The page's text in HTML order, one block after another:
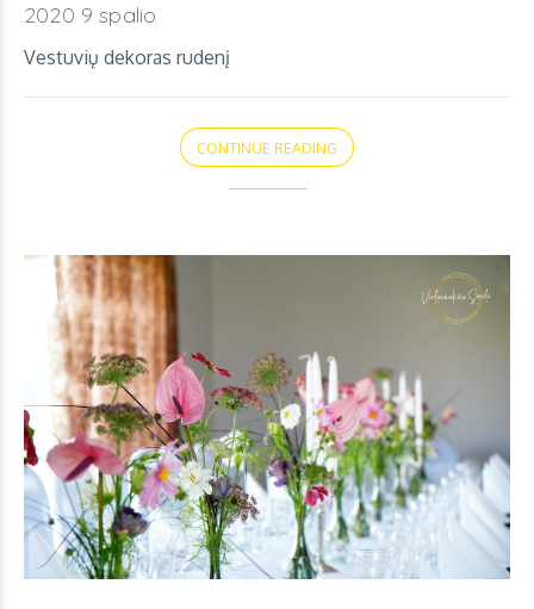
2020 9 spalio
Vestuvių dekoras rudenį
CONTINUE READING